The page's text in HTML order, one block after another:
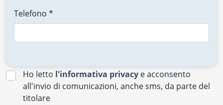
Telefono *
Ho letto l'informativa privacy e acconsento
all'invio di comunicazioni, anche sms, da parte del
titolare